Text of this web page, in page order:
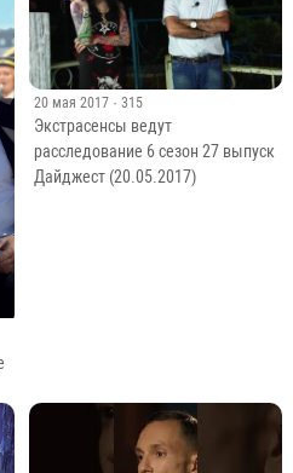
20 мая 2017 · 315
Экстрасенсы ведут
расследование 6 сезон 27 выпуск
Дайджест (20.05.2017)